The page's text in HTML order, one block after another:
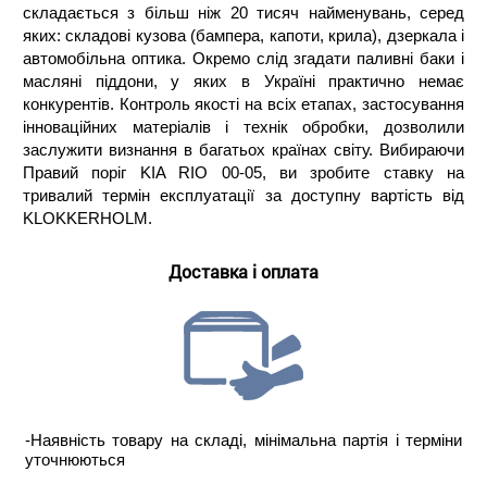
складається з більш ніж 20 тисяч найменувань, серед
яких: складові кузова (бампера, капоти, крила), дзеркала і
автомобільна оптика. Окремо слід згадати паливні баки і
масляні піддони, у яких в Україні практично немає
конкурентів. Контроль якості на всіх етапах, застосування
інноваційних матеріалів і технік обробки, дозволили
заслужити визнання в багатьох країнах світу. Вибираючи
Правий поріг KIA RIO 00-05, ви зробите ставку на
тривалий термін експлуатації за доступну вартість від
KLOKKERHOLM.
Доставка і оплата
-Наявність товару на складі, мінімальна партія і терміни
уточнюються